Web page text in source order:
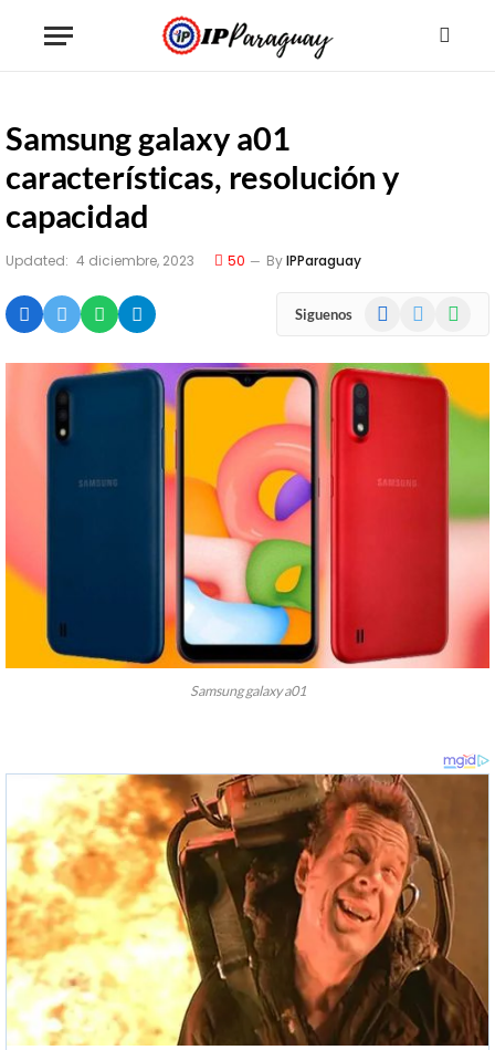
Samsung galaxy a01
características, resolución y
capacidad
Updated: 4 diciembre, 2023 50 ByIPParaguay
Siguenos Facebook
Samsung galaxy a01